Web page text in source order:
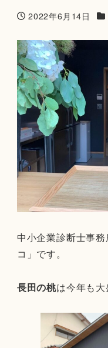
投稿日
2022年6月14日 カ
中小企業診断士事
コ」です。
長田の桃は今年も大